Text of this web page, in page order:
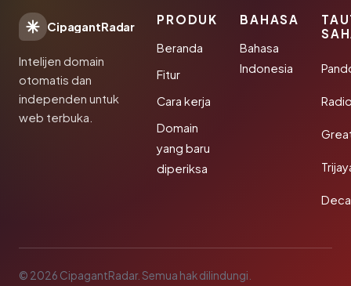
CipagantRadar
Intelijen domain
otomatis dan
independen untuk
web terbuka.
PRODUK
Beranda
Fitur
Cara kerja
Domain
yang baru
diperiksa
BAHASA
Bahasa
Indonesia
© 2026 CipagantRadar. Semua hak dilindungi.